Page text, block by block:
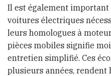
Il est également
voitures électriques
leurs homologues à
pièces mobiles signifie
entretien simplifié. Ces
plusieurs années, rendent